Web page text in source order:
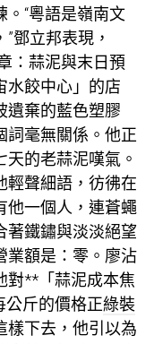
“粵語是嶺南文
”鄧立邦表現，
：蒜泥與末日預
水餃中心」的店
遺棄的藍色塑膠
詞毫無關係。他正
的老蒜泥嘆氣。
輕聲細語，彷彿在
他一個人，連蒼蠅
著鐵鏽與淡淡絕望
業額是：零。廖沾
對**「蒜泥成本焦
公斤的價格正綠裝
樣下去，他引以為